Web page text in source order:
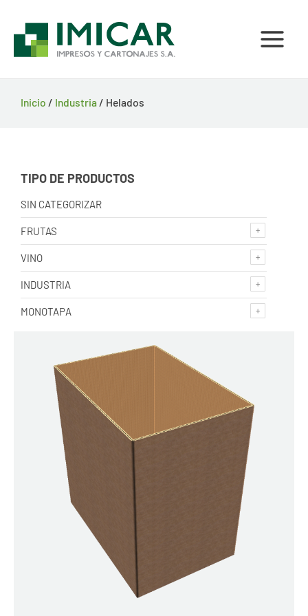
contenido
Inicio / Industria / Helados
TIPO DE PRODUCTOS
SIN CATEGORIZAR
FRUTAS
VINO
INDUSTRIA
MONOTAPA